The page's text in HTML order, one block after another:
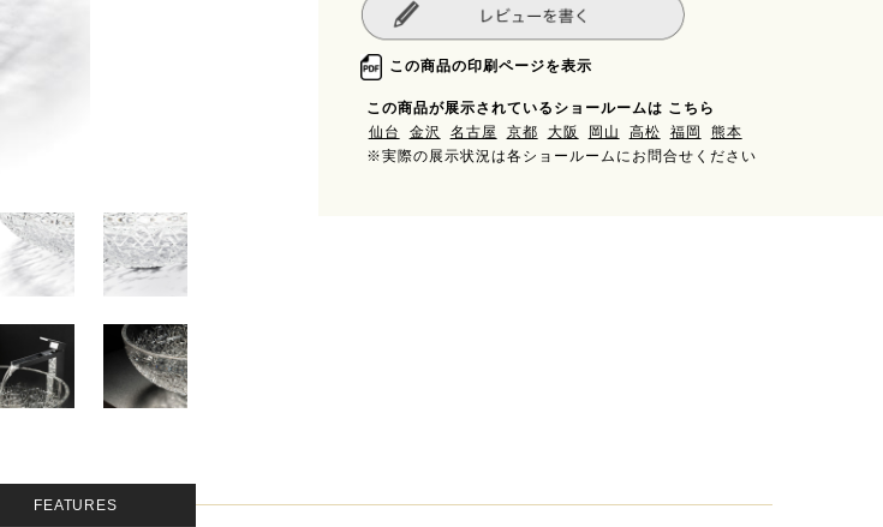
この商品の印刷ページを表示
この商品が展示されているショールームは こちら
仙台
金沢 名古屋 京都 大阪 岡山 高松 福岡
熊本
※実際の展示状況は各ショールームにお問合せください
FEATURES